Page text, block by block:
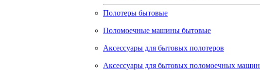
Полотеры бытовые
Поломоечные машины бытовые
Аксессуары для бытовых полотеров
Аксессуары для бытовых поломоечных машин